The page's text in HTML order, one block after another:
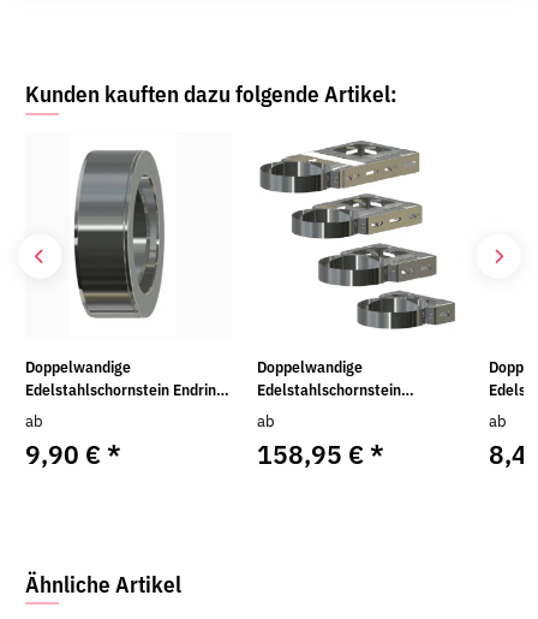
Kunden kauften dazu folgende Artikel:
Doppelwandige
Edelstahlschornstein Endring
/ Abdeckkappe Ø 80 - 300 mm
ab
9,90 €*
Doppelwandige
Edelstahlschornstein
Wandhalter verstärkt
ab
158,95 €*
ab
Ähnliche Artikel